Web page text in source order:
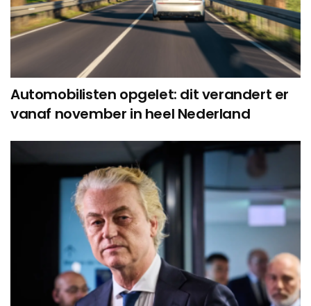
Automobilisten opgelet: dit verandert er
vanaf november in heel Nederland